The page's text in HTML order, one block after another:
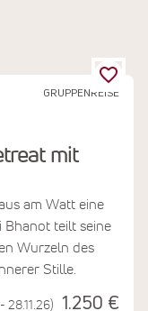
GRUPPENREISE
mit
am Watt eine
Bhanot teilt seine
Wurzeln des
Stille.
28.11.26) 1.250 €